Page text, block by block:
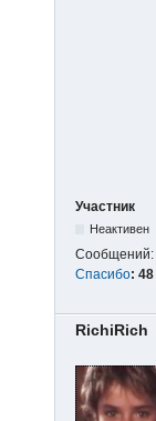
Участник
Неактивен
Сообщений:
Спасибо: 48
RichiRich